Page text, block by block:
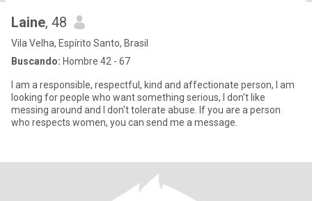
Laine, 48
Vila Velha, Espírito Santo, Brasil
Buscando: Hombre 42 - 67
I am a responsible, respectful, kind and affectionate person, I am
looking for people who want something serious, I don't like
messing around and I don't tolerate abuse. If you are a person
who respects women, you can send me a message.